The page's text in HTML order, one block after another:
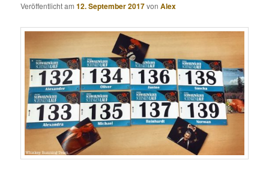
Veröffentlicht am12. September 2017vonAlex